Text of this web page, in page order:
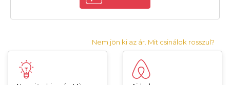
Nem jön ki az ár. Mit csinálok rosszul?